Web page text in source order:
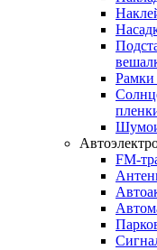
Рамки
FM-